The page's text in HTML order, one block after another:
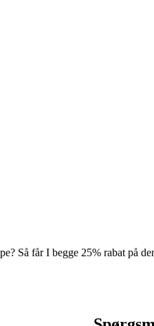
Så får I begge 25% rabat på